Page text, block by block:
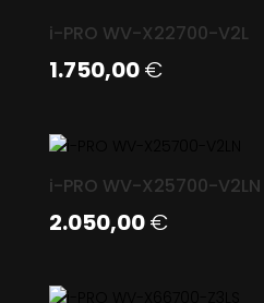
i-PRO WV-X22700-V2L
1.750,00€
i-PRO WV-X25700-V2LN
2.050,00€